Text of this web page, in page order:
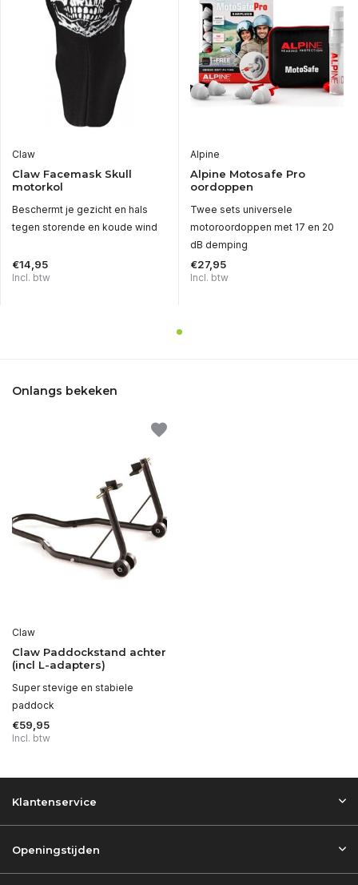
Claw
Claw Facemask Skull
motorkol
Beschermt je gezicht en hals
tegen storende en koude wind
€14,95
Incl. btw
Alpine
Alpine Motosafe Pro
oordoppen
Twee sets universele
motoroordoppen met 17 en 20
dB demping
€27,95
Incl. btw
Onlangs bekeken
Claw
Claw Paddockstand achter
(incl L-adapters)
Super stevige en stabiele
paddock
€59,95
Incl. btw
Klantenservice
Openingstijden